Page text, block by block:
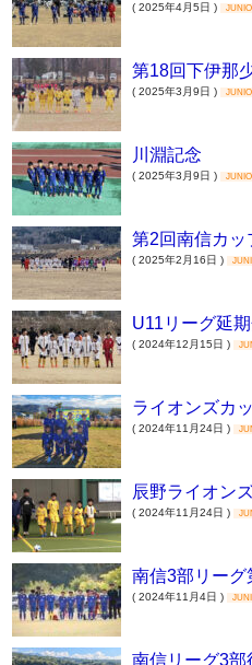
( 2025年4月5日 )
第18回下伊那
( 2025年3月9日 )
川淵記念
( 2025年3月9日 )
第2回南信カッ
( 2025年2月16日 )
U11リーグ延
( 2024年12月15日 )
ライオンズカ
( 2024年11月24日 )
辰野ライオン
( 2024年11月24日 )
南信3部リーグ
( 2024年11月4日 )
南信リーグ3部